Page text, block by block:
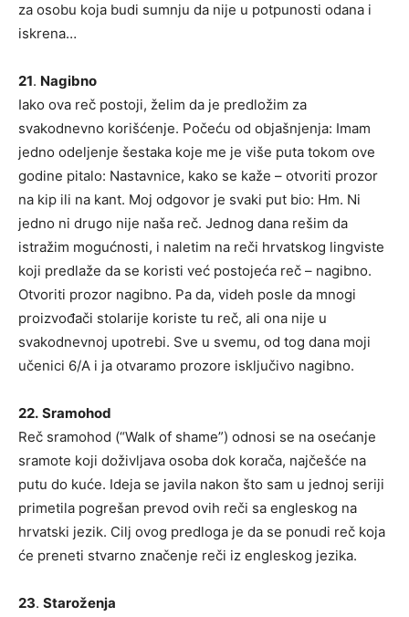
za osobu koja budi sumnju da nije u potpunosti odana i
iskrena…
21. Nagibno
Iako ova reč postoji, želim da je predložim za
svakodnevno korišćenje. Počeću od objašnjenja: Imam
jedno odeljenje šestaka koje me je više puta tokom ove
godine pitalo: Nastavnice, kako se kaže – otvoriti prozor
na kip ili na kant. Moj odgovor je svaki put bio: Hm. Ni
jedno ni drugo nije naša reč. Jednog dana rešim da
istražim mogućnosti, i naletim na reči hrvatskog lingviste
koji predlaže da se koristi već postojeća reč – nagibno.
Otvoriti prozor nagibno. Pa da, videh posle da mnogi
proizvođači stolarije koriste tu reč, ali ona nije u
svakodnevnoj upotrebi. Sve u svemu, od tog dana moji
učenici 6/A i ja otvaramo prozore isključivo nagibno.
22. Sramohod
Reč sramohod (“Walk of shame”) odnosi se na osećanje
sramote koji doživljava osoba dok korača, najčešće na
putu do kuće. Ideja se javila nakon što sam u jednoj seriji
primetila pogrešan prevod ovih reči sa engleskog na
hrvatski jezik. Cilj ovog predloga je da se ponudi reč koja
će preneti stvarno značenje reči iz engleskog jezika.
23. Staroženja